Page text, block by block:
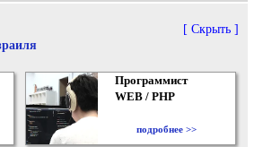
[ Скрыть ]
Программист
WEB / PHP
подробнее >>